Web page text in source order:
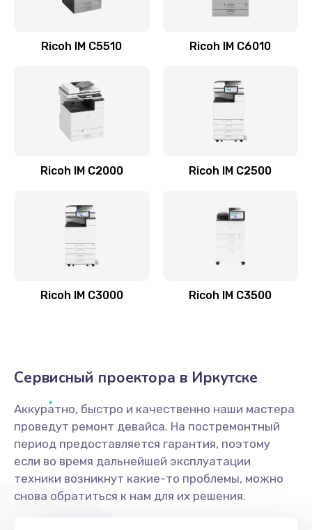
Ricoh IM C5510 Ricoh IM C6010
Ricoh IM C2000 Ricoh IM C2500
Ricoh IM C3000 Ricoh IM C3500
Сервисный проектора в Иркутске
Аккуратно, быстро и качественно наши мастера
проведут ремонт девайса. На постремонтный
период предоставляется гарантия, поэтому
если во время дальнейшей эксплуатации
техники возникнут какие-то проблемы, можно
снова обратиться к нам для их решения.